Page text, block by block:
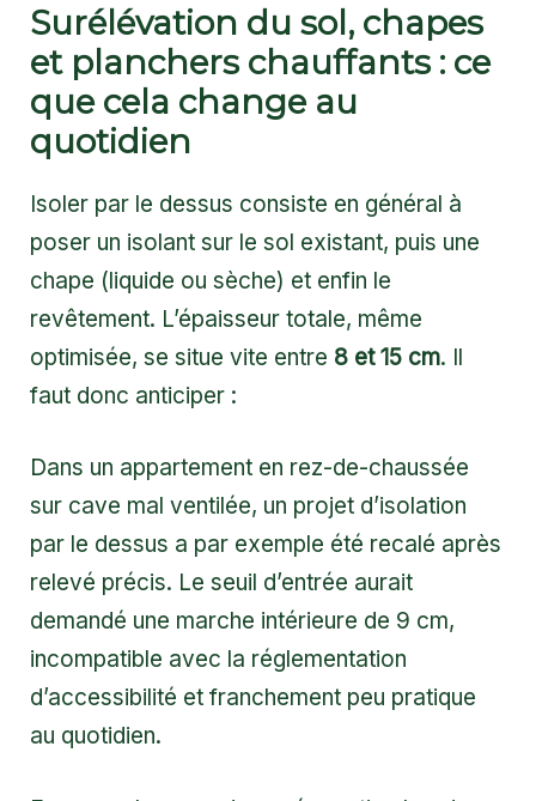
Surélévation du sol, chapes
et planchers chauffants : ce
que cela change au
quotidien
Isoler par le dessus consiste en général à
poser un isolant sur le sol existant, puis une
chape (liquide ou sèche) et enfin le
revêtement. L’épaisseur totale, même
optimisée, se situe vite entre 8 et 15 cm. Il
faut donc anticiper :
Dans un appartement en rez-de-chaussée
sur cave mal ventilée, un projet d’isolation
par le dessus a par exemple été recalé après
relevé précis. Le seuil d’entrée aurait
demandé une marche intérieure de 9 cm,
incompatible avec la réglementation
d’accessibilité et franchement peu pratique
au quotidien.